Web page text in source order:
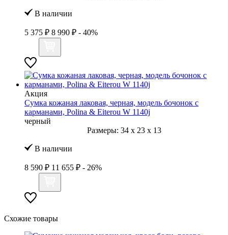
В наличии
5 375 ₽ 8 990 ₽ - 40%
Акция
Сумка кожаная лаковая, черная, модель бочонок с
карманами, Polina & Eiterou W 1140j
черный
Размеры: 34 x 23 x 13
В наличии
8 590 ₽ 11 655 ₽ - 26%
Схожие товары